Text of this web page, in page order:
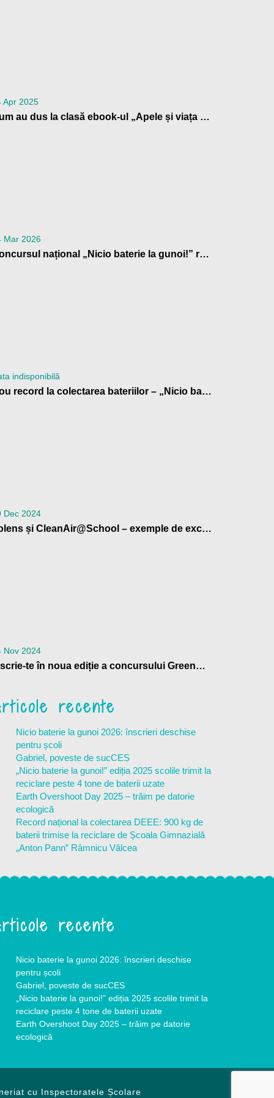
Apr 2025
Cum au dus la clasă ebook-ul „Apele și viața acvatică” profesorii din Patrula de Reciclare
Mar 2026
Concursul național „Nicio baterie la gunoi!” revine: o nouă ediție cu premii pentru școlile din România care contribuie la reciclarea bateriilor
indisponibilă
Nou record la colectarea bateriilor – „Nicio baterie la gunoi!” 2024
Dec 2024
Volens și CleanAir@School – exemple de excelență în educația climatică, la Bruxelles
Nov 2024
Înscrie-te în noua ediție a concursului GreenUp my School
recente
Nicio baterie la gunoi 2026: înscrieri deschise
pentru școli
Gabriel, poveste de sucCES
„Nicio baterie la gunoi!” ediția 2025 scolile trimit la
reciclare peste 4 tone de baterii uzate
Earth Overshoot Day 2025 – trăim pe datorie
ecologică
Record național la colectarea DEEE: 900 kg de
baterii trimise la reciclare de Școala Gimnazială
„Anton Pann” Râmnicu Vâlcea
recente
Nicio baterie la gunoi 2026: înscrieri deschise
pentru școli
Gabriel, poveste de sucCES
„Nicio baterie la gunoi!” ediția 2025 scolile trimit la
reciclare peste 4 tone de baterii uzate
Earth Overshoot Day 2025 – trăim pe datorie
ecologică
cu Inspectoratele Școlare